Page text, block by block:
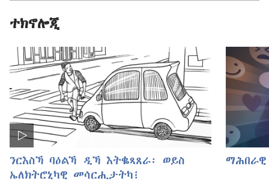
ተክኖሎጂ
ንርእስኻ ባዕልኻ ዲኻ እትቈጻጸራ፡ ወይስ
ኤለክትሮኒካዊ መሳርሒታትካ፧